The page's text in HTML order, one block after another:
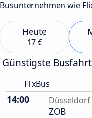
Busunternehmen wie
Heute
17 €
Günstigste
FlixBus
14:00 Düsseldorf
ZOB